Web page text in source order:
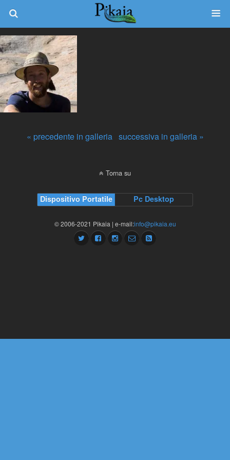
« precedente in galleria successiva in galleria »
Torna su
Dispositivo Portatile Pc Desktop
© 2006-2021 Pikaia | e-mail:info@pikaia.eu